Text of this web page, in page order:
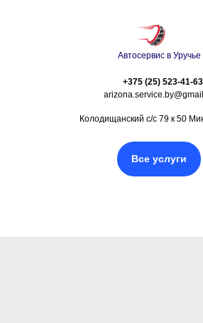
Автосервис в Уручье
+375 (25) 523-41-63
Колодищанский с/с 79 к 50
Все услуги